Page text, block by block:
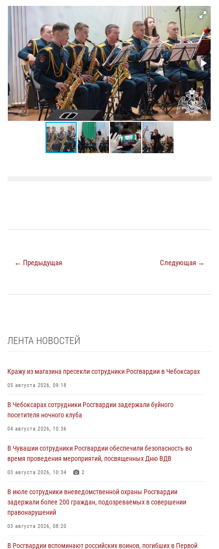
← Предыдущая Следующая →
ЛЕНТА НОВОСТЕЙ
Кражу из магазина пресекли сотрудники Росгвардии в Чебоксарах
05 августа 2026, 09:18
В Чебоксарах сотрудники Росгвардии задержали буйного
посетителя ночного клуба
04 августа 2026, 10:36
В Чувашии сотрудники Росгвардии обеспечили безопасность во
время проведения мероприятий, посвященных Дню ВДВ
03 августа 2026, 10:34 2
В июле сотрудники вневедомственной охраны Росгвардии
задержали более 200 граждан, подозреваемых в совершении
правонарушений
03 августа 2026, 08:20
В Росгвардии вспоминают российских воинов, погибших в Первой